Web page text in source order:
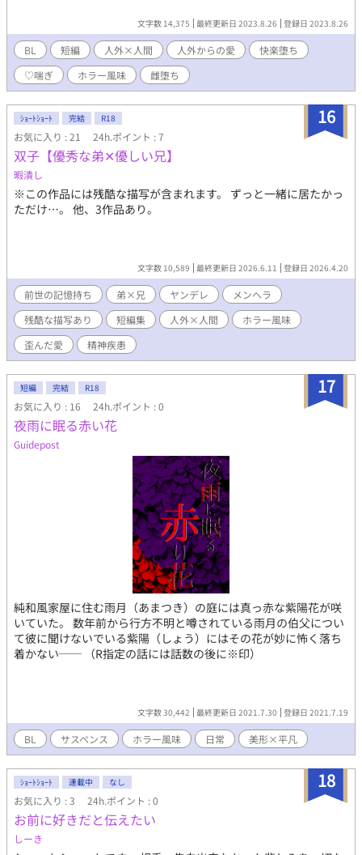
文字数 14,375 最終更新日 2023.8.26 登録日 2023.8.26
BL 短編 人外×人間 人外からの愛
快楽堕ち
♡喘ぎ
ホラー風味 雌堕ち
16
ｼｮｰﾄｼｮｰﾄ 完結 R18
お気に入り : 21 24h.ポイント : 7
双子【優秀な弟✕優しい兄】
暇潰し
※この作品には残酷な描写が含まれます。 ずっと一緒に居たかっ
ただけ…。 他、3作品あり。
文字数 10,589 最終更新日 2026.6.11 登録日 2026.4.20
前世の記憶持ち 弟×兄 ヤンデレ
メンヘラ
残酷な描写あり
短編集 人外×人間
ホラー風味
歪んだ愛
精神疾患
17
短編 完結 R18
お気に入り : 16 24h.ポイント : 0
夜雨に眠る赤い花
Guidepost
純和風家屋に住む雨月（あまつき）の庭には真っ赤な紫陽花が咲
いていた。 数年前から行方不明と噂されている雨月の伯父につい
て彼に聞けないでいる紫陽（しょう）にはその花が妙に怖く落ち
着かない── （R指定の話には話数の後に※印）
文字数 30,442 最終更新日 2021.7.30 登録日 2021.7.19
BL サスペンス ホラー風味 日常 美形×平凡
18
ｼｮｰﾄｼｮｰﾄ 連載中 なし
お気に入り : 3 24h.ポイント : 0
お前に好きだと伝えたい
しーき